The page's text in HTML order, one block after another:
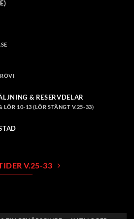
& RESERVDELAR
LÖR 10-13 (LÖR STÄNGT V.25-33)
V.25-33